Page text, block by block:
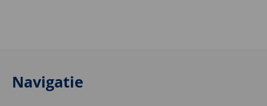
Navigatie